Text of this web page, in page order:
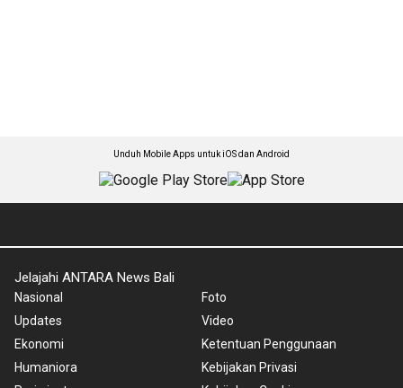
Unduh Mobile Apps untuk iOS dan Android
Jelajahi ANTARA News Bali
Nasional
Updates
Ekonomi
Humaniora
Foto
Video
Ketentuan Penggunaan
Kebijakan Privasi